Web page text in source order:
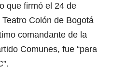
que firmó el 24 de
Colón de Bogotá
comandante de la
Comunes, fue “para